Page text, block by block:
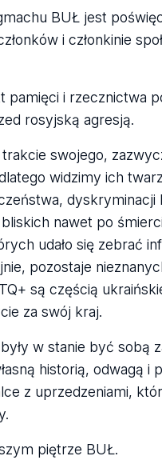
BUŁ jest
i członkinie
pamięci i rzecznictwa
rosyjską agresją.
swojego,
widzimy ich
nawet po
udało się zebrać
pozostaje
są częścią
za swój kraj.
w stanie być sobą
historią, odwagą
z uprzedzeniami,
piętrze BUŁ.